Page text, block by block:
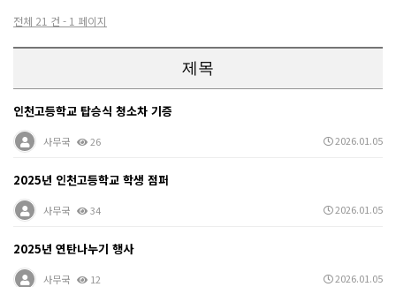
전체 21 건 - 1 페이지
제목
인천고등학교 탑승식 청소차 기증
사무국 26 2026.01.05
2025년 인천고등학교 학생 점퍼
사무국 34 2026.01.05
2025년 연탄나누기 행사
사무국 12 2026.01.05